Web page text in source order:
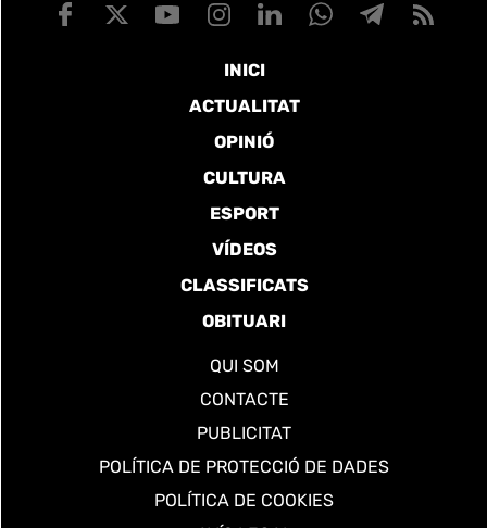
INICI
ACTUALITAT
OPINIÓ
CULTURA
ESPORT
VÍDEOS
CLASSIFICATS
OBITUARI
QUI SOM
CONTACTE
PUBLICITAT
POLÍTICA DE PROTECCIÓ DE DADES
POLÍTICA DE COOKIES